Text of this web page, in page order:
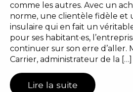
comme les autres. Avec un
norme, une clientèle fidèle et
insulaire qui en fait un
pour ses habitant·es,
continuer sur son erre d’aller.
Carrier, administrateur de la […]
Lire la suite